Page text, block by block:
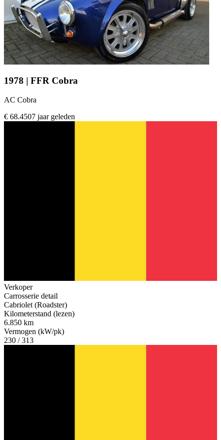
1978 | FFR Cobra
AC Cobra
€ 68.4507 jaar geleden
Verkoper
Carrosserie detail
Cabriolet (Roadster)
Kilometerstand (lezen)
6.850 km
Vermogen (kW/pk)
230 / 313